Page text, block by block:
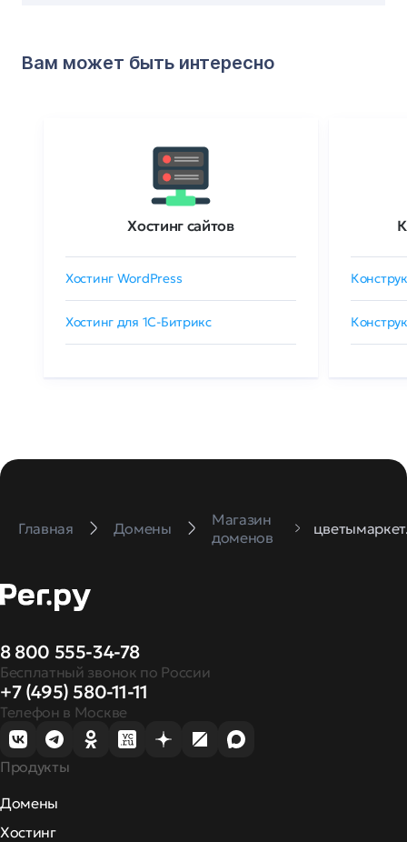
Вам может быть интересно
Хостинг сайтов
Хостинг WordPress
Хостинг для 1C-Битрикс
Главная Домены
Магазин
доменов
8 800 555-34-78
Бесплатный звонок по России
+7 (495) 580-11-11
Телефон в Москве
Продукты
Домены
Хостинг